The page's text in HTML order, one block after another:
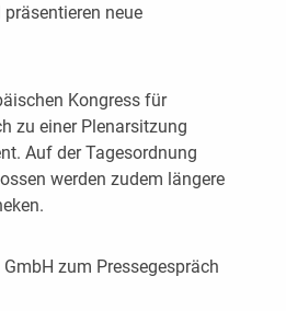
präsentieren neue
Kongress für
zu einer Plenarsitzung
Auf der Tagesordnung
werden zudem längere
zum Pressegespräch